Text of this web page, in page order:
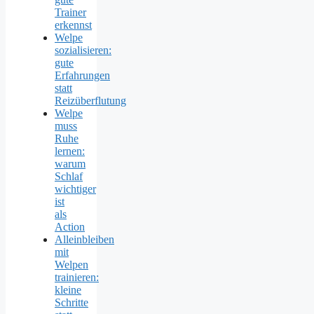
Trainer
erkennst
Welpe
sozialisieren:
gute
Erfahrungen
statt
Reizüberflutung
Welpe
muss
Ruhe
lernen:
warum
Schlaf
wichtiger
ist
als
Action
Alleinbleiben
mit
Welpen
trainieren:
kleine
Schritte